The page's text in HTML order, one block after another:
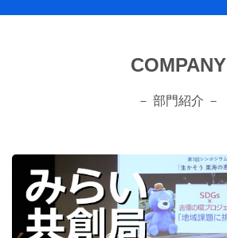
COMPANY
－ 部門紹介 －